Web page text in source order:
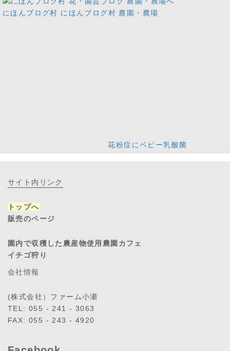
にほんブログ村 にほんブログ村 農園・農場
花粉症にベビー乳酸菌
サイト内リンク
トップへ
販売のページ
園内で収穫した農産物使用農園カフェ
イチゴ狩り
会社情報
(株式会社）ファーム小瀬
TEL: 055 - 241 - 3063
FAX: 055 - 243 - 4920